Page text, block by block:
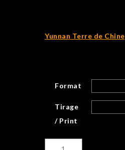
Yunnan Terre de Chine
Format
Tirage
/ Print